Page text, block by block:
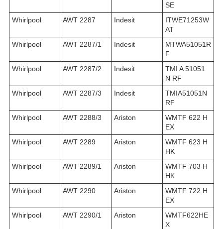
SE
Whirlpool
AWT 2287 Indesit
ITWE71253W
AT
Whirlpool
AWT 2287/1 Indesit
MTWA51051R
F
Whirlpool
AWT 2287/2 Indesit
TMI A 51051
N RF
Whirlpool
AWT 2287/3 Indesit
TMIA51051N
RF
Whirlpool
AWT 2288/3 Ariston
WMTF 622 H
EX
Whirlpool
AWT 2289 Ariston
WMTF 623 H
HK
Whirlpool
AWT 2289/1 Ariston
WMTF 703 H
HK
Whirlpool
AWT 2290 Ariston
WMTF 722 H
EX
Whirlpool
AWT 2290/1 Ariston
WMTF622HE
X